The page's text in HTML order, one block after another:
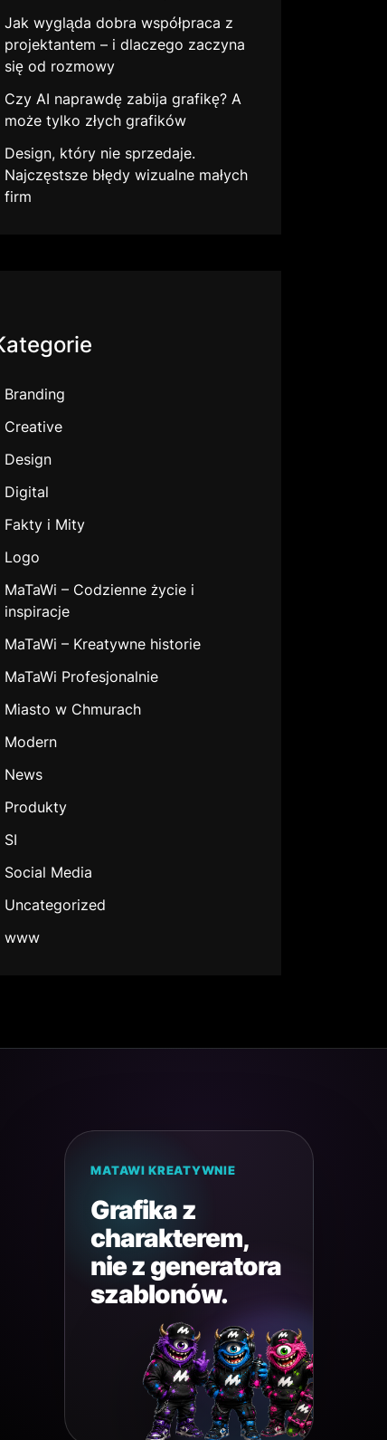
Jak wygląda dobra współpraca z
projektantem – i dlaczego zaczyna
się od rozmowy
Czy AI naprawdę zabija grafikę? A
może tylko złych grafików
Design, który nie sprzedaje.
Najczęstsze błędy wizualne małych
firm
Branding
Creative
Design
Digital
Fakty i Mity
Logo
MaTaWi – Codzienne życie i
inspiracje
MaTaWi – Kreatywne historie
MaTaWi Profesjonalnie
Miasto w Chmurach
Modern
News
Produkty
SI
Social Media
Uncategorized
www
MATAWI KREATYWNIE
Grafika z
charakterem,
nie z generatora
szablonów.